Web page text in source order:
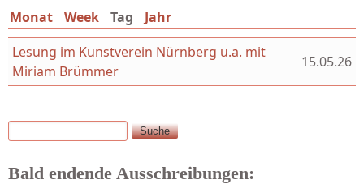
Monat Week Tag (aktiver Reiter)
Jahr
Lesung im Kunstverein Nürnberg u.a. mit
Miriam Brümmer
15.05.26
Suchformular
Suche
Bald endende Ausschreibungen: